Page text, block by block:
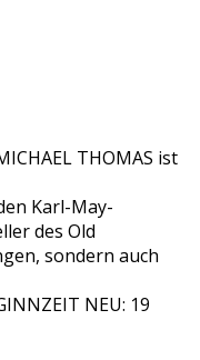
THOMAS ist
Karl-May-
des Old
sondern auch
NEU: 19